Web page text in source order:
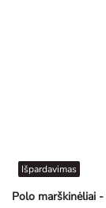
Išpardavimas